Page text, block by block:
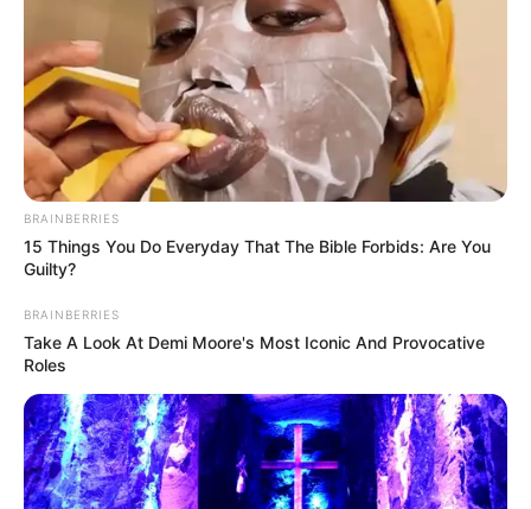
Kontroversi
–
Fakta Menarik
Ia memiliki bentuk tubuh langsing dan ideal.
Lekuk tubuhnya terlihat seksi.
Dia suka tampil seksi dan menggoda.
Yanisa adalah seorang pencinta traveling.
Ia berzodiak Virgo.
BRAINBERRIES
15 Things You Do Everyday That The Bible Forbids: Are You
Guilty?
BRAINBERRIES
Take A Look At Demi Moore's Most Iconic And Provocative
Roles